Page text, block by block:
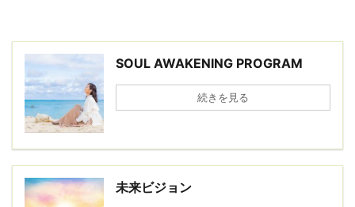
SOUL AWAKENING PROGRAM
続きを見る
未来ビジョン